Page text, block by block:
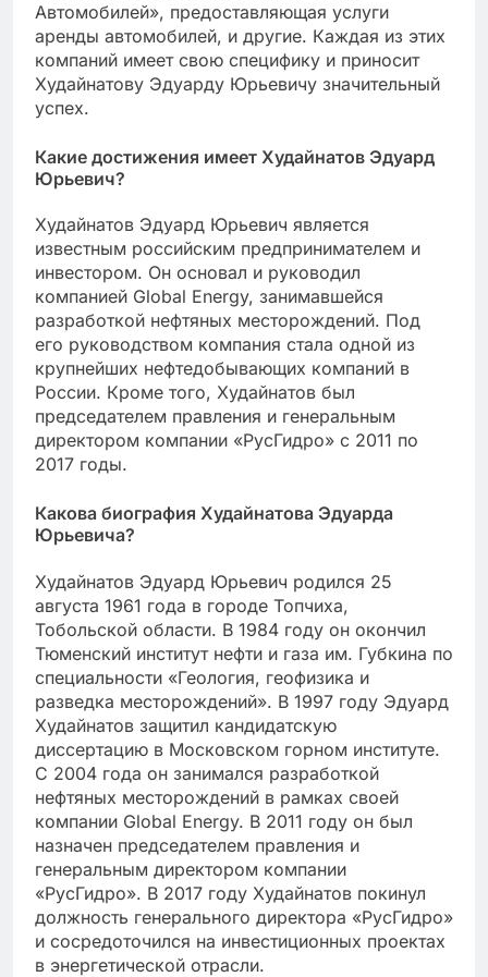
Автомобилей», предоставляющая услуги
аренды автомобилей, и другие. Каждая из этих
компаний имеет свою специфику и приносит
Худайнатову Эдуарду Юрьевичу значительный
успех.
Какие достижения имеет Худайнатов Эдуард
Юрьевич?
Худайнатов Эдуард Юрьевич является
известным российским предпринимателем и
инвестором. Он основал и руководил
компанией Global Energy, занимавшейся
разработкой нефтяных месторождений. Под
его руководством компания стала одной из
крупнейших нефтедобывающих компаний в
России. Кроме того, Худайнатов был
председателем правления и генеральным
директором компании «РусГидро» с 2011 по
2017 годы.
Какова биография Худайнатова Эдуарда
Юрьевича?
Худайнатов Эдуард Юрьевич родился 25
августа 1961 года в городе Топчиха,
Тобольской области. В 1984 году он окончил
Тюменский институт нефти и газа им. Губкина по
специальности «Геология, геофизика и
разведка месторождений». В 1997 году Эдуард
Худайнатов защитил кандидатскую
диссертацию в Московском горном институте.
С 2004 года он занимался разработкой
нефтяных месторождений в рамках своей
компании Global Energy. В 2011 году он был
назначен председателем правления и
генеральным директором компании
«РусГидро». В 2017 году Худайнатов покинул
должность генерального директора «РусГидро»
и сосредоточился на инвестиционных проектах
в энергетической отрасли.